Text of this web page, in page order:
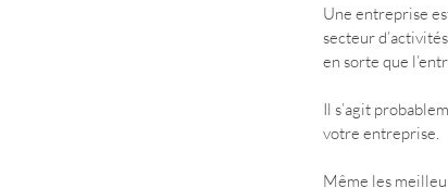
Une entreprise
secteur
en sorte que
Il s’agit
votre entreprise.
Même les